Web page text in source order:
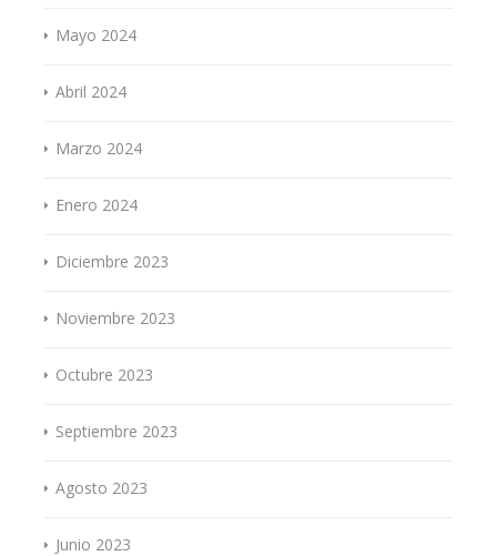
Mayo 2024
Abril 2024
Marzo 2024
Enero 2024
Diciembre 2023
Noviembre 2023
Octubre 2023
Septiembre 2023
Agosto 2023
Junio 2023